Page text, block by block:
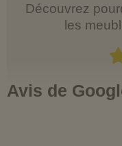
Découvrez
les
Avis de